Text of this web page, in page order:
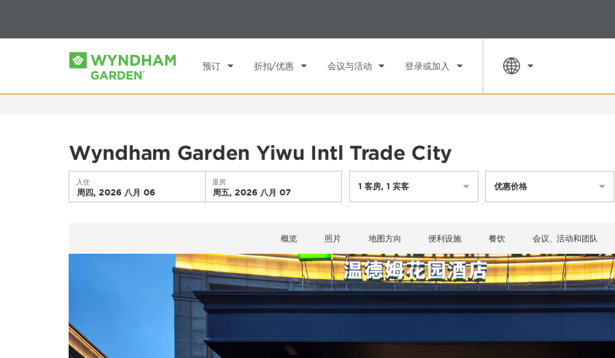
预订 折扣/优惠 会议与活动 登录或加入
Wyndham Garden Yiwu Intl Trade City
入住
周四, 2026 八月 06
退房
周五, 2026 八月 07
1 客房,1 宾客 优惠价格
概览 照片 地图方向 便利设施 餐饮 会议、活动和团队